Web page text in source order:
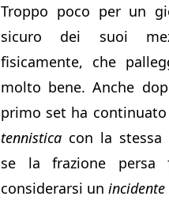
Troppo poco per un
sicuro dei suoi
fisicamente, che
molto bene. Anche
primo set ha continuato
tennistica con la stessa
se la frazione persa
considerarsi un incidente